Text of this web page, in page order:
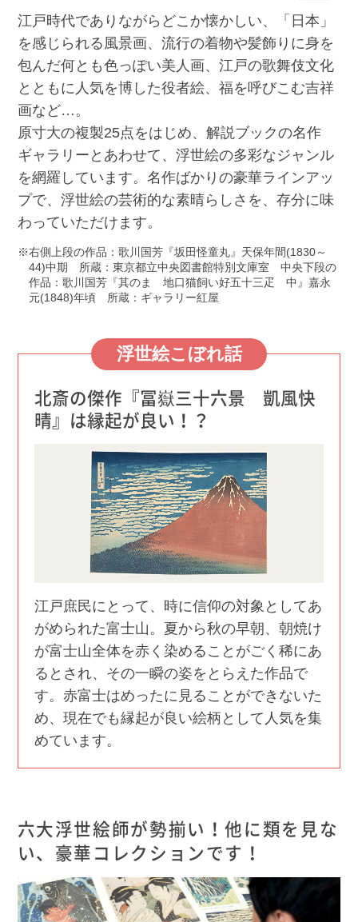
江戸時代でありながらどこか懐かしい、「日本」
を感じられる風景画、流行の着物や髪飾りに身を
包んだ何とも色っぽい美人画、江戸の歌舞伎文化
とともに人気を博した役者絵、福を呼びこむ吉祥
画など…。
原寸大の複製25点をはじめ、解説ブックの名作
ギャラリーとあわせて、浮世絵の多彩なジャンル
を網羅しています。名作ばかりの豪華ラインアッ
プで、浮世絵の芸術的な素晴らしさを、存分に味
わっていただけます。
右側上段の作品：歌川国芳『坂田怪童丸』天保年間(1830～
44)中期 所蔵：東京都立中央図書館特別文庫室 中央下段の
作品：歌川国芳『其のまゝ地口猫飼い好五十三疋 中』嘉永
元(1848)年頃 所蔵：ギャラリー紅屋
浮世絵こぼれ話
北斎の傑作『冨嶽三十六景 凱風快
晴』は縁起が良い！？
江戸庶民にとって、時に信仰の対象としてあ
がめられた富士山。夏から秋の早朝、朝焼け
が富士山全体を赤く染めることがごく稀にあ
るとされ、その一瞬の姿をとらえた作品で
す。赤富士はめったに見ることができないた
め、現在でも縁起が良い絵柄として人気を集
めています。
六大浮世絵師が勢揃い！他に類を見な
い、豪華コレクションです！